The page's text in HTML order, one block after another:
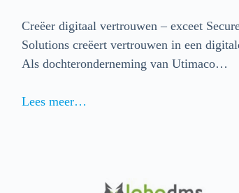
Creëer digitaal vertrouwen – exceet
Solutions creëert vertrouwen in een
Als dochteronderneming van Utimaco…
Lees meer…